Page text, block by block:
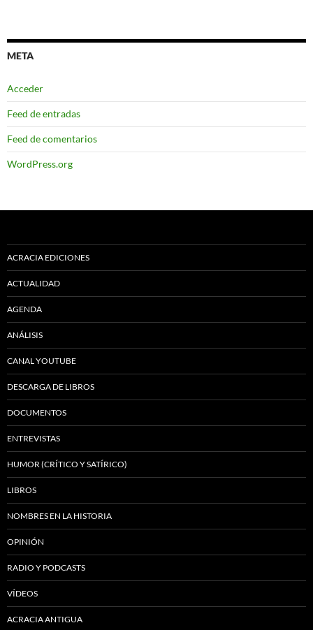
META
Acceder
Feed de entradas
Feed de comentarios
WordPress.org
ACRACIA EDICIONES
ACTUALIDAD
AGENDA
ANÁLISIS
CANAL YOUTUBE
DESCARGA DE LIBROS
DOCUMENTOS
ENTREVISTAS
HUMOR (CRÍTICO Y SATÍRICO)
LIBROS
NOMBRES EN LA HISTORIA
OPINIÓN
RADIO Y PODCASTS
VÍDEOS
ACRACIA ANTIGUA